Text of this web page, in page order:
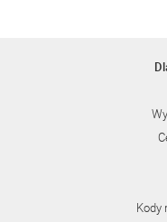
Kody